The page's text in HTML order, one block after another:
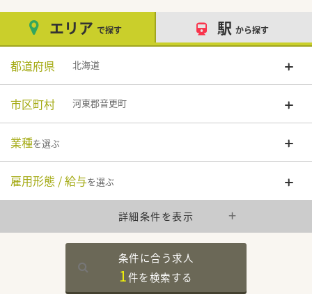
エリア で探す 駅 から探す
都道府県 北海道
市区町村 河東郡音更町
業種を選ぶ
雇用形態 / 給与を選ぶ
詳細条件を表示
条件に合う求人
1件を検索する